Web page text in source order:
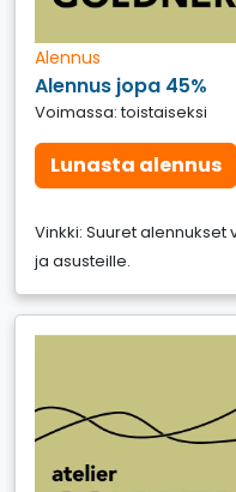
Alennus
Alennus jopa 45%
Voimassa: toistaiseksi
Lunasta alennus
Vinkki: Suuret
ja asusteille.